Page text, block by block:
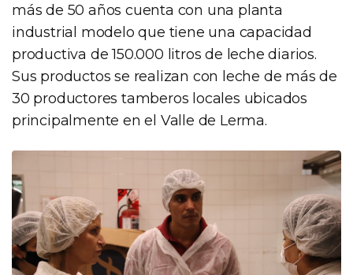
más de 50 años cuenta con una planta
industrial modelo que tiene una capacidad
productiva de 150.000 litros de leche diarios.
Sus productos se realizan con leche de más de
30 productores tamberos locales ubicados
principalmente en el Valle de Lerma.